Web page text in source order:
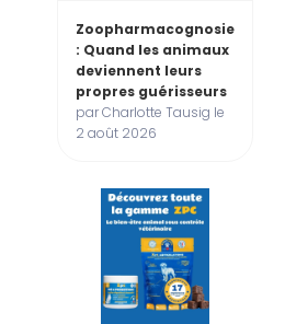
Zoopharmacognosie
: Quand les animaux
deviennent leurs
propres guérisseurs
par Charlotte Tausig le
2 août 2026